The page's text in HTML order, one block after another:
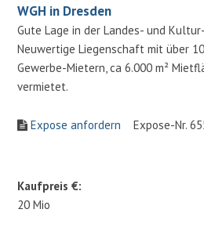
WGH in Dresden
Gute Lage in der Landes- und
Neuwertige Liegenschaft mit über
Gewerbe-Mietern, ca 6.000 m²
vermietet.
Expose anfordern Expose-Nr.
Kaufpreis €:
20 Mio